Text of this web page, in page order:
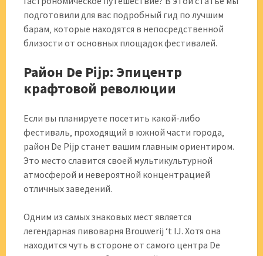
подготовили для вас подробный гид по лучшим
барам‚ которые находятся в непосредственной
близости от основных площадок фестивалей.
Район De Pijp: Эпицентр
крафтовой революции
Если вы планируете посетить какой-либо
фестиваль‚ проходящий в южной части города‚
район De Pijp станет вашим главным ориентиром.
Это место славится своей мультикультурной
атмосферой и невероятной концентрацией
отличных заведений.
Одним из самых знаковых мест является
легендарная пивоварня Brouwerij ‘t IJ. Хотя она
находится чуть в стороне от самого центра De